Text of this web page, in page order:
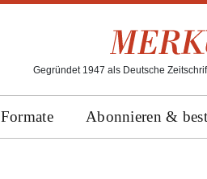
Gegründet 1947 als Deutsche
Formate Abonnieren &